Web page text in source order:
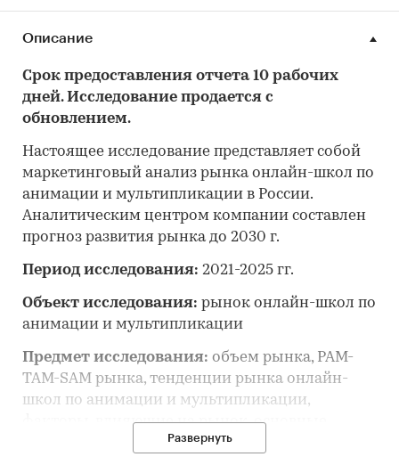
Описание
Срок предоставления отчета 10 рабочих
дней. Исследование продается с
обновлением.
Настоящее исследование представляет собой
маркетинговый анализ рынка онлайн-школ по
анимации и мультипликации в России.
Аналитическим центром компании составлен
прогноз развития рынка до 2030 г.
Период исследования: 2021-2025 гг.
Объект исследования: рынок онлайн-школ по
анимации и мультипликации
Предмет исследования: объем рынка, PAM-
TAM-SAM рынка, тенденции рынка онлайн-
школ по анимации и мультипликации,
факторы, влияющие на рынок, основные
конкуренты, потребительские цены,
Развернуть